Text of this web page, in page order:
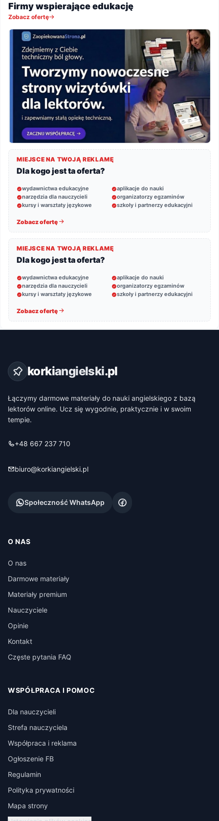
Firmy wspierające edukację
Zobacz ofertę
MIEJSCE NA TWOJĄ REKLAMĘ
Dla kogo jest ta oferta?
wydawnictwa edukacyjne
aplikacje do nauki
narzędzia dla nauczycieli
organizatorzy egzaminów
kursy i warsztaty językowe
szkoły i partnerzy edukacyjni
Zobacz ofertę
MIEJSCE NA TWOJĄ REKLAMĘ
Dla kogo jest ta oferta?
wydawnictwa edukacyjne
aplikacje do nauki
narzędzia dla nauczycieli
organizatorzy egzaminów
kursy i warsztaty językowe
szkoły i partnerzy edukacyjni
Zobacz ofertę
korkiangielski.pl
Łączymy darmowe materiały do nauki angielskiego z bazą
lektorów online. Ucz się wygodnie, praktycznie i w swoim
tempie.
+48 667 237 710
biuro@korkiangielski.pl
Społeczność WhatsApp
O NAS
O nas
Darmowe materiały
Materiały premium
Nauczyciele
Opinie
Kontakt
Częste pytania FAQ
WSPÓŁPRACA I POMOC
Dla nauczycieli
Strefa nauczyciela
Współpraca i reklama
Ogłoszenie FB
Regulamin
Polityka prywatności
Mapa strony